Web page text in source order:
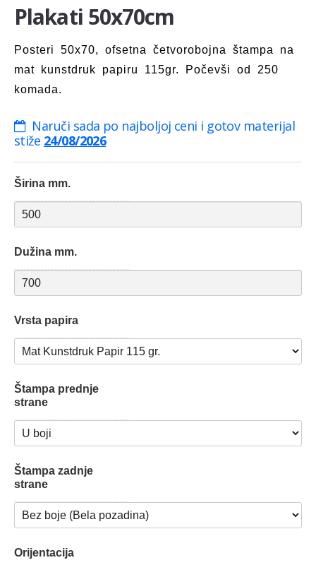
Plakati 50x70cm
Posteri 50x70, ofsetna četvorobojna štampa na
mat kunstdruk papiru 115gr. Počevši od 250
komada.
Naruči sada po najboljoj ceni i gotov materijal
stiže 24/08/2026
Širina mm.
Dužina mm.
Vrsta papira
Štampa prednje
strane
Štampa zadnje
strane
Orijentacija